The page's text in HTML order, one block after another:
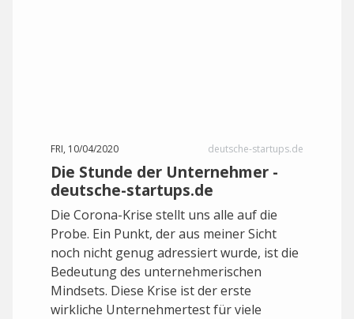
FRI, 10/04/2020 deutsche-startups.de
Die Stunde der Unternehmer -
deutsche-startups.de
Die Corona-Krise stellt uns alle auf die
Probe. Ein Punkt, der aus meiner Sicht
noch nicht genug adressiert wurde, ist die
Bedeutung des unternehmerischen
Mindsets. Diese Krise ist der erste
wirkliche Unternehmertest für viele